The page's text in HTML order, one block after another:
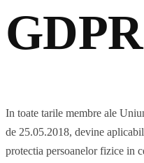
GDPR
In toate tarile membre ale
de 25.05.2018, devine
protectia persoanelor fizice in